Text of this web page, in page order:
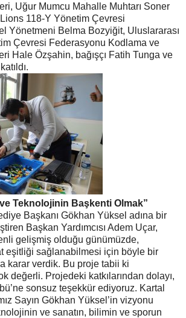
Uğur Mumcu Mahalle Muhtarı Soner
118-Y Yönetim Çevresi
Yönetmeni Belma Bozyiğit, Uluslararası
Çevresi Federasyonu Kodlama ve
Hale Özşahin, bağışçı Fatih Tunga ve
Teknolojinin Başkenti Olmak”
Başkanı Gökhan Yüksel adına bir
Başkan Yardımcısı Adem Uçar,
gelişmiş olduğu günümüzde,
eşitliği sağlanabilmesi için böyle bir
karar verdik. Bu proje tabii ki
değerli. Projedeki katkılarından dolayı,
sonsuz teşekkür ediyoruz. Kartal
Sayın Gökhan Yüksel’in vizyonu
ve sanatın, bilimin ve sporun